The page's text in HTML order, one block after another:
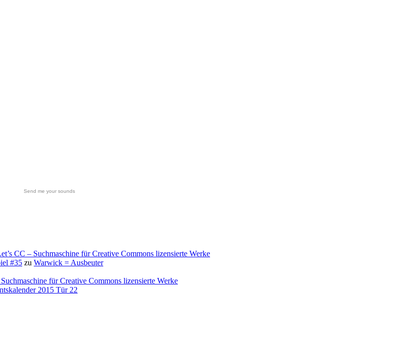
Send me your sounds
CC – Suchmaschine für Creative Commons lizensierte Werke
#35 zu Warwick = Ausbeuter
für Creative Commons lizensierte Werke
2015 Tür 22